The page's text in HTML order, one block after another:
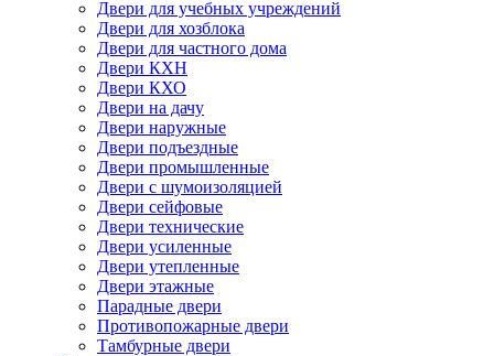
Двери для учебных учреждений
Двери для хозблока
Двери для частного дома
Двери КХН
Двери КХО
Двери на дачу
Двери наружные
Двери подъездные
Двери промышленные
Двери с шумоизоляцией
Двери сейфовые
Двери технические
Двери усиленные
Двери утепленные
Двери этажные
Парадные двери
Противопожарные двери
Тамбурные двери